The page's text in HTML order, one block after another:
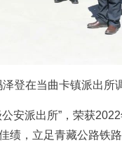
在当曲卡镇派出所
派出所”，荣获
绩，立足青藏公路铁